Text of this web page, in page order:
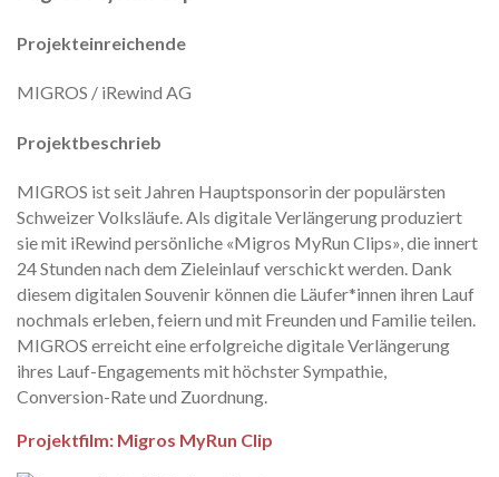
Projekteinreichende
MIGROS / iRewind AG
Projektbeschrieb
MIGROS ist seit Jahren Hauptsponsorin der populärsten
Schweizer Volksläufe. Als digitale Verlängerung produziert
sie mit iRewind persönliche «Migros MyRun Clips», die innert
24 Stunden nach dem Zieleinlauf verschickt werden. Dank
diesem digitalen Souvenir können die Läufer*innen ihren Lauf
nochmals erleben, feiern und mit Freunden und Familie teilen.
MIGROS erreicht eine erfolgreiche digitale Verlängerung
ihres Lauf-Engagements mit höchster Sympathie,
Conversion-Rate und Zuordnung.
Projektfilm: Migros MyRun Clip